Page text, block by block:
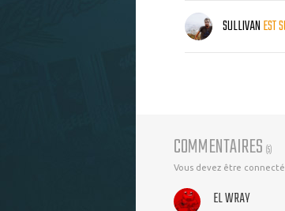
SULLIVANEST
COMMENTAIRES (5)
Vous devez être
EL WRAY